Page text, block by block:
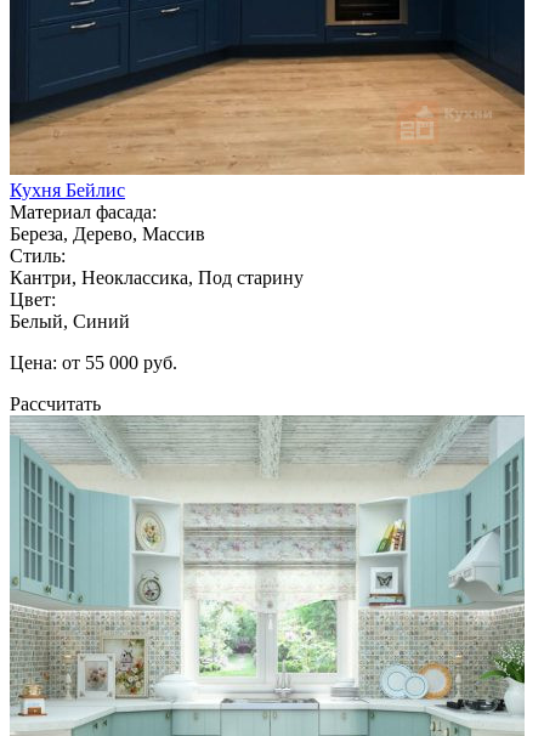
Кухня Бейлис
Материал фасада:
Береза, Дерево, Массив
Стиль:
Кантри, Неоклассика, Под старину
Цвет:
Белый, Синий
Цена: от 55 000 руб.
Рассчитать